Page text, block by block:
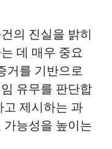
의 진실을 밝히
데 매우 중요
거를 기반으로
유무를 판단합
고 제시하는 과
능성을 높이는